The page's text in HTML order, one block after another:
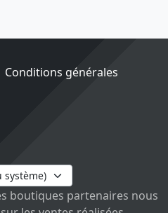
Conditions générales
boutiques partenaires nous